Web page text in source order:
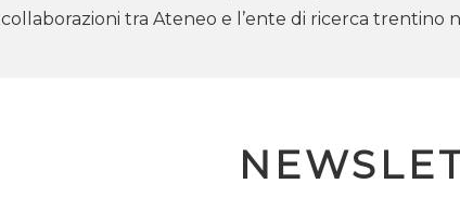
collaborazioni tra Ateneo e l’ente di ricerca trentino